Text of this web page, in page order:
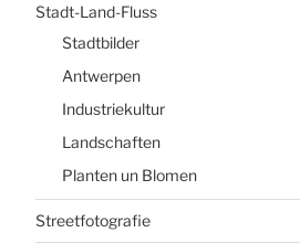
Stadt-Land-Fluss
Stadtbilder
Antwerpen
Industriekultur
Landschaften
Planten un Blomen
Streetfotografie